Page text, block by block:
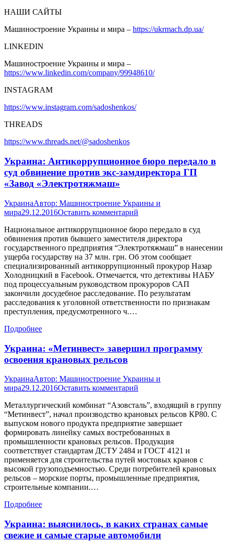
НАШИ САЙТЫ
Машиностроение Украины и мира – https://ukrmach.dp.ua/
LINKEDIN
Машиностроение Украины и мира –
https://www.linkedin.com/company/99948610/
INSTAGRAM
https://www.instagram.com/sadoshenkos/
THREADS
https://www.threads.net/@sadoshenkos
Украина: Антикоррупционное бюро передало в
суд обвинение против экс-замдиректора ГП
«Завод «Электротяжмаш»
УкраинаАвтор: Машиностроение Украины и
мира29.12.2016Оставить комментарий
Национальное антикоррупционное бюро передало в суд
обвинения против бывшего заместителя директора
государственного предприятия “Электротяжмаш” в нанесении
ущерба государству на 37 млн. грн. Об этом сообщает
специализированный антикоррупционный прокурор Назар
Холодницкий в Facebook. Отмечается, что детективы НАБУ
под процессуальным руководством прокуроров САП
закончили досудебное расследование. По результатам
расследования к уголовной ответственности по признакам
преступления, предусмотренного ч.…
Подробнее
Украина: «Метинвест» завершил программу
освоения крановых рельсов
УкраинаАвтор: Машиностроение Украины и
мира29.12.2016Оставить комментарий
Металлургический комбинат “Азовсталь”, входящий в группу
“Метинвест”, начал производство крановых рельсов КР80. С
выпуском нового продукта предприятие завершает
формировать линейку самых востребованных в
промышленности крановых рельсов. Продукция
соответствует стандартам ДСТУ 2484 и ГОСТ 4121 и
применяется для строительства путей мостовых кранов с
высокой грузоподъемностью. Среди потребителей крановых
рельсов – морские порты, промышленные предприятия,
строительные компании.…
Подробнее
Украина: выяснилось, в каких странах самые
свежие и самые старые автомобили